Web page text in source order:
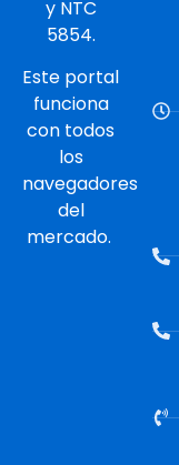
y NTC
5854.
Este portal
funciona
con todos
los
navegadores
del
mercado.